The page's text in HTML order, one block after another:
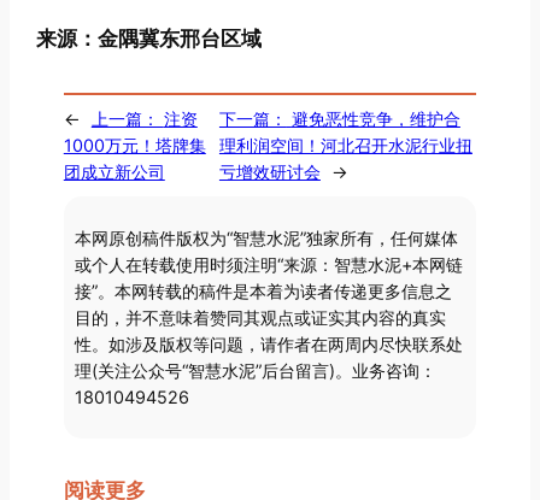
来源：金隅冀东邢台区域
← 上一篇： 注资
1000万元！塔牌集
团成立新公司
下一篇： 避免恶性竞争，维护合
理利润空间！河北召开水泥行业扭
亏增效研讨会 →
本网原创稿件版权为“智慧水泥”独家所有，任何媒体
或个人在转载使用时须注明“来源：智慧水泥+本网链
接”。本网转载的稿件是本着为读者传递更多信息之
目的，并不意味着赞同其观点或证实其内容的真实
性。如涉及版权等问题，请作者在两周内尽快联系处
理(关注公众号“智慧水泥”后台留言)。业务咨询：
18010494526
阅读更多